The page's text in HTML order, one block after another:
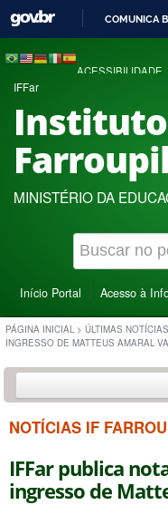
COMUNICA
ACESSIBILIDADE
IFFar
Instituto
MINISTÉRIO DA
Início Portal Acesso à
PÁGINA INICIAL > ÚLTIMAS NOTÍCIAS
INGRESSO DE MATTEUS AMARAL
NOTÍCIAS IF
IFFar publica
ingresso de